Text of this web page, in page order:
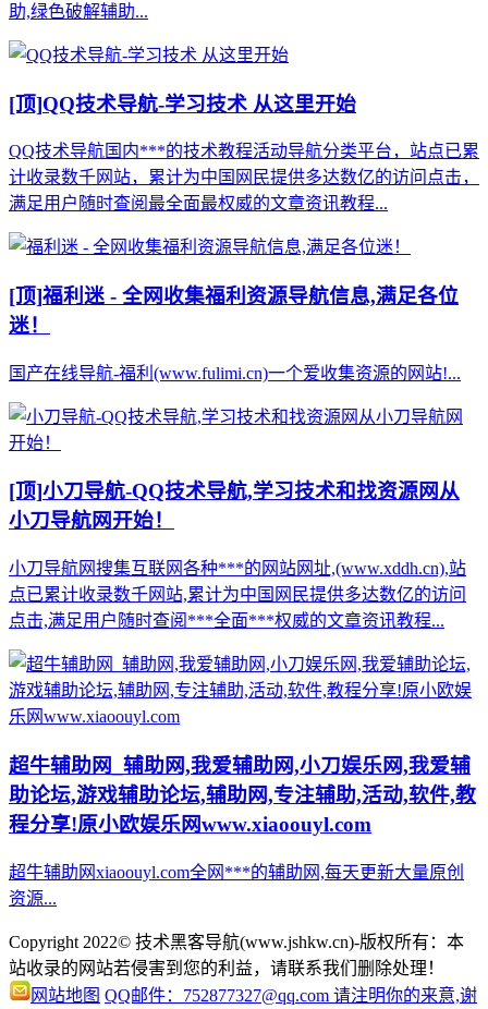
助,绿色破解辅助...
[顶]QQ技术导航-学习技术 从这里开始
QQ技术导航国内***的技术教程活动导航分类平台，站点已累
计收录数千网站，累计为中国网民提供多达数亿的访问点击，
满足用户随时查阅最全面最权威的文章资讯教程...
[顶]福利迷 - 全网收集福利资源导航信息,满足各位
迷！
国产在线导航-福利(www.fulimi.cn)一个爱收集资源的网站!...
[顶]小刀导航-QQ技术导航,学习技术和找资源网从
小刀导航网开始！
小刀导航网搜集互联网各种***的网站网址,(www.xddh.cn),站
点已累计收录数千网站,累计为中国网民提供多达数亿的访问
点击,满足用户随时查阅***全面***权威的文章资讯教程...
超牛辅助网_辅助网,我爱辅助网,小刀娱乐网,我爱辅
助论坛,游戏辅助论坛,辅助网,专注辅助,活动,软件,教
程分享!原小欧娱乐网www.xiaoouyl.com
超牛辅助网xiaoouyl.com全网***的辅助网,每天更新大量原创
资源...
Copyright 2022© 技术黑客导航(www.jshkw.cn)-版权所有：本
站收录的网站若侵害到您的利益，请联系我们删除处理！
网站地图 QQ邮件：752877327@qq.com 请注明你的来意,谢